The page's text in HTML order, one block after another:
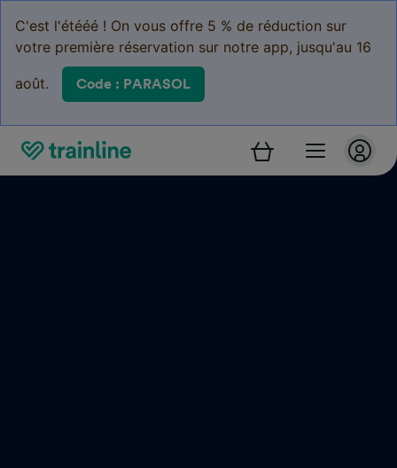
C'est l'étééé ! On vous offre 5 % de réduction sur
votre première réservation sur notre app, jusqu'au 16
août. Code : PARASOL